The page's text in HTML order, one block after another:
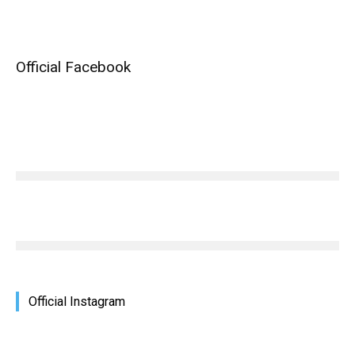
Official Facebook
Official Instagram